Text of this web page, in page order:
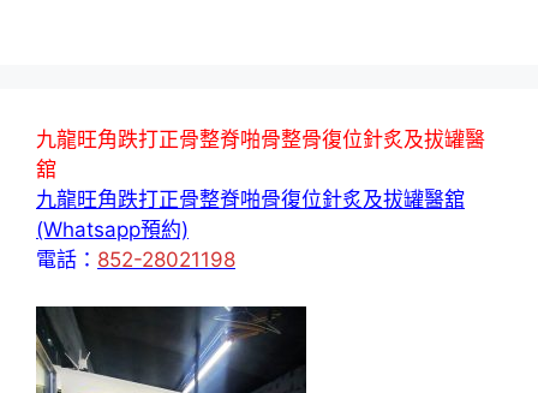
九龍旺角跌打正骨整脊啪骨整骨復位針炙及拔罐醫
舘
九龍旺角跌打正骨整脊啪骨復位針炙及拔罐醫舘
(Whatsapp預約)
電話： 852-28021198